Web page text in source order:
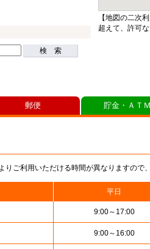
検 索
【地図の二次
超えて、許可
りご利用いただける時間が異なりますので
平日
9:00～17:00
9:00～16:00
郵便 貯金・ＡＴ